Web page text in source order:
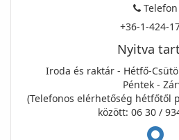
Telefon
+36-1-424-
Nyitva
Iroda és raktár - Hétfő-
Péntek -
(Telefonos elérhetőség hétfőtől
között: 06 30 /